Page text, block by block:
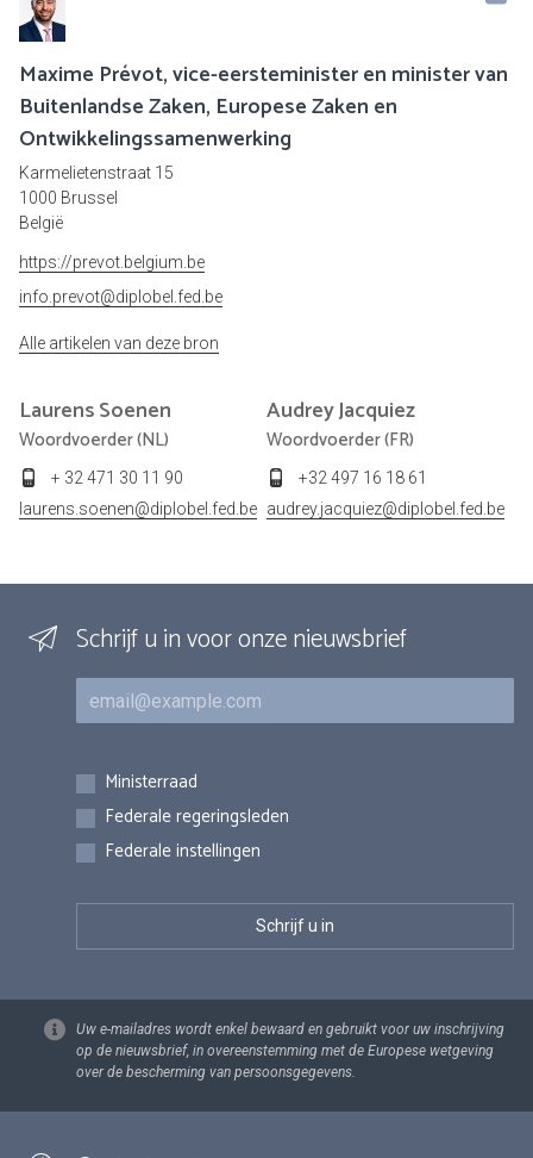
Maxime Prévot, vice-eersteminister en minister van
Buitenlandse Zaken, Europese Zaken en
Ontwikkelingssamenwerking
Karmelietenstraat 15
1000 Brussel
België
https://prevot.belgium.be
info.prevot@diplobel.fed.be
Alle artikelen van deze bron
LaurensSoenen
Woordvoerder (NL)
+ 32 471 30 11 90
laurens.soenen@diplobel.fed.be
AudreyJacquiez
Woordvoerder (FR)
+32 497 16 18 61
audrey.jacquiez@diplobel.fed.be
Schrijf u in voor onze nieuwsbrief
E-mail
Inschrijvingen
Ministerraad
Federale regeringsleden
Federale instellingen
Uw e-mailadres wordt enkel bewaard en gebruikt voor uw inschrijving
op de nieuwsbrief, in overeenstemming met de Europese wetgeving
over de bescherming van persoonsgegevens.